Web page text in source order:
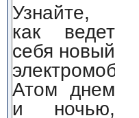
Узнайте,
как ведет
себя новый
электромобиль
Атом днем
и ночью,